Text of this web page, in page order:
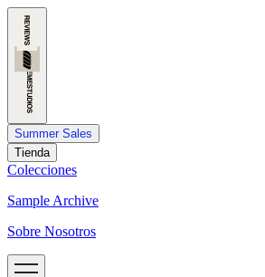
Summer Sales
Tienda
Colecciones
Sample Archive
Sobre Nosotros